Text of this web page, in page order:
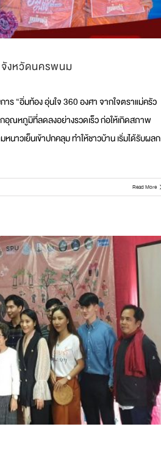
งหวัดนครพนม
“อิ่มท้อง อุ่นใจ 360 องศา จากใจตราแม่ครัว
ณหภูมิที่ลดลงอย่างรวดเร็ว ก่อให้เกิดสภาพ
าวเย็นเข้าปกคลุม ทำให้ชาวบ้าน เริ่มได้รับผลก
Read More